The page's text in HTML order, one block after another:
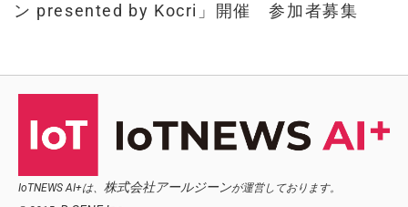
ン presented by Kocri」開催 参加者募集
IoTNEWS AI+は、 株式会社アールジーンが運営しております。